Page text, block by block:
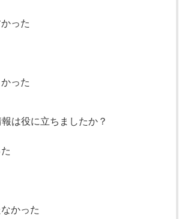
った
った
は役に立ちましたか？
かった